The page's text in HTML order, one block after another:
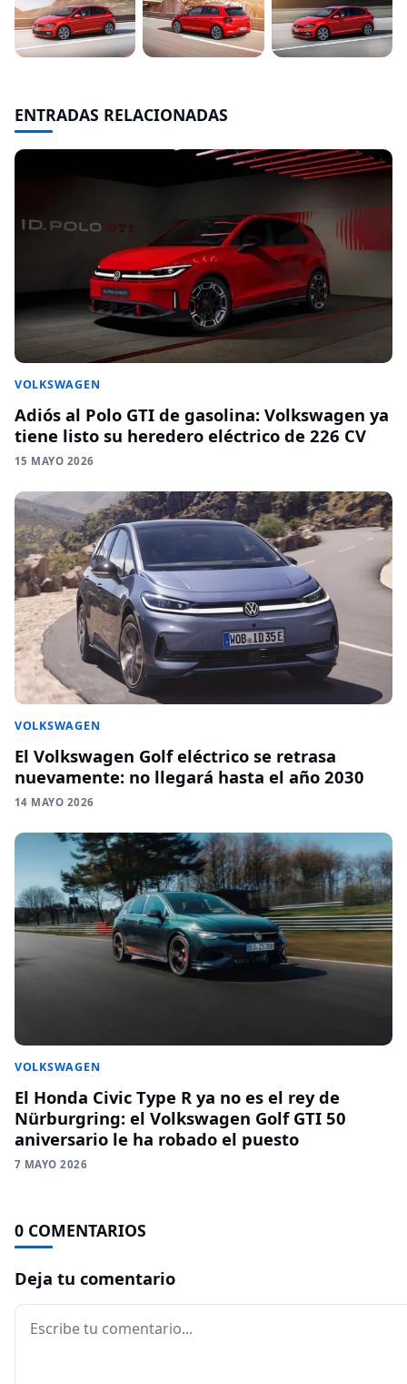
ENTRADAS RELACIONADAS
VOLKSWAGEN
Adiós al Polo GTI de gasolina: Volkswagen ya
tiene listo su heredero eléctrico de 226 CV
15 MAYO 2026
VOLKSWAGEN
El Volkswagen Golf eléctrico se retrasa
nuevamente: no llegará hasta el año 2030
14 MAYO 2026
VOLKSWAGEN
El Honda Civic Type R ya no es el rey de
Nürburgring: el Volkswagen Golf GTI 50
aniversario le ha robado el puesto
7 MAYO 2026
0 COMENTARIOS
Deja tu comentario
Comentario